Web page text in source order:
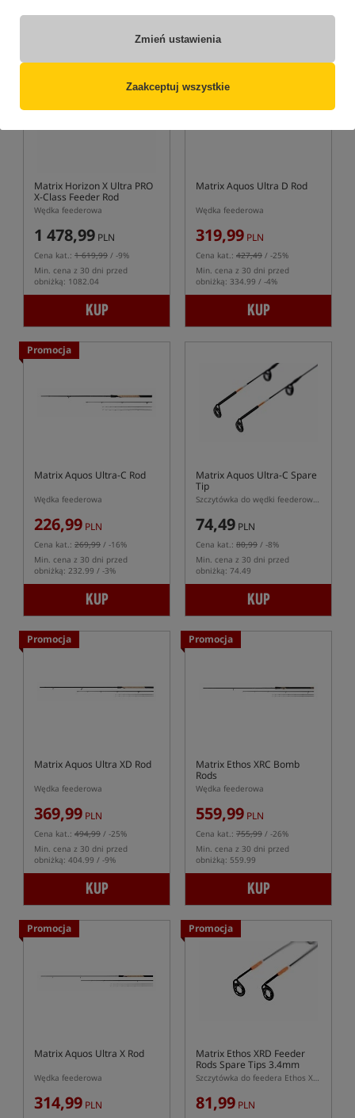
Zmień ustawienia
Zaakceptuj wszystkie
KUP KUP
Matrix Horizon X Ultra PRO
X-Class Feeder Rod
Wędka feederowa
1 478,99 PLN
Cena kat.: 1 619,99 / -9%
Min. cena z 30 dni przed
obniżką: 1082.04
KUP
Promocja
Matrix Aquos Ultra D Rod
Wędka feederowa
319,99 PLN
Cena kat.: 427,49 / -25%
Min. cena z 30 dni przed
obniżką: 334.99 / -4%
KUP
Promocja
Matrix Aquos Ultra-C Rod
Wędka feederowa
226,99 PLN
Cena kat.: 269,99 / -16%
Min. cena z 30 dni przed
obniżką: 232.99 / -3%
KUP
Matrix Aquos Ultra-C Spare
Tip
Szczytówka do wędki feederowej Matrix Aquos Ultra-C
74,49 PLN
Cena kat.: 80,99 / -8%
Min. cena z 30 dni przed
obniżką: 74.49
KUP
Promocja
Matrix Aquos Ultra XD Rod
Wędka feederowa
369,99 PLN
Cena kat.: 494,99 / -25%
Min. cena z 30 dni przed
obniżką: 404.99 / -9%
KUP
Promocja
Matrix Ethos XRC Bomb
Rods
Wędka feederowa
559,99 PLN
Cena kat.: 755,99 / -26%
Min. cena z 30 dni przed
obniżką: 559.99
KUP
Promocja
Matrix Aquos Ultra X Rod
Wędka feederowa
314,99 PLN
Promocja
Matrix Ethos XRD Feeder
Rods Spare Tips 3.4mm
Szczytówka do feedera Ethos XRD
81,99 PLN